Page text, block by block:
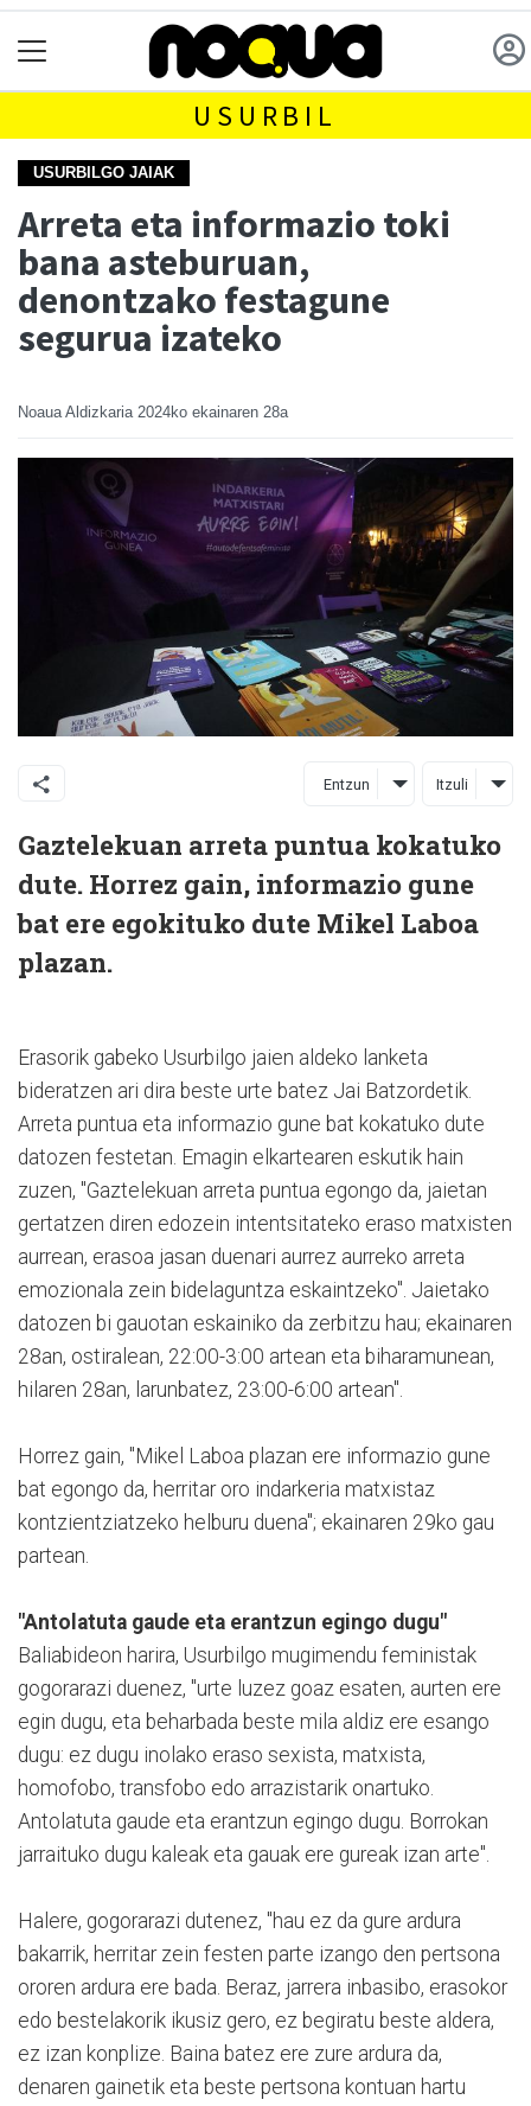
USURBIL
USURBILGO JAIAK
Arreta eta informazio toki
bana asteburuan,
denontzako festagune
segurua izateko
Noaua Aldizkaria 2024ko ekainaren 28a
Entzun Itzuli
Gaztelekuan arreta puntua kokatuko
dute. Horrez gain, informazio gune
bat ere egokituko dute Mikel Laboa
plazan.
Erasorik gabeko Usurbilgo jaien aldeko lanketa
bideratzen ari dira beste urte batez Jai Batzordetik.
Arreta puntua eta informazio gune bat kokatuko dute
datozen festetan. Emagin elkartearen eskutik hain
zuzen, "Gaztelekuan arreta puntua egongo da, jaietan
gertatzen diren edozein intentsitateko eraso matxisten
aurrean, erasoa jasan duenari aurrez aurreko arreta
emozionala zein bidelaguntza eskaintzeko". Jaietako
datozen bi gauotan eskainiko da zerbitzu hau; ekainaren
28an, ostiralean, 22:00-3:00 artean eta biharamunean,
hilaren 28an, larunbatez, 23:00-6:00 artean".
Horrez gain, "Mikel Laboa plazan ere informazio gune
bat egongo da, herritar oro indarkeria matxistaz
kontzientziatzeko helburu duena"; ekainaren 29ko gau
partean.
"Antolatuta gaude eta erantzun egingo dugu"
Baliabideon harira, Usurbilgo mugimendu feministak
gogorarazi duenez, "urte luzez goaz esaten, aurten ere
egin dugu, eta beharbada beste mila aldiz ere esango
dugu: ez dugu inolako eraso sexista, matxista,
homofobo, transfobo edo arrazistarik onartuko.
Antolatuta gaude eta erantzun egingo dugu. Borrokan
jarraituko dugu kaleak eta gauak ere gureak izan arte".
Halere, gogorarazi dutenez, "hau ez da gure ardura
bakarrik, herritar zein festen parte izango den pertsona
ororen ardura ere bada. Beraz, jarrera inbasibo, erasokor
edo bestelakorik ikusiz gero, ez begiratu beste aldera,
ez izan konplize. Baina batez ere zure ardura da,
denaren gainetik eta beste pertsona kontuan hartu